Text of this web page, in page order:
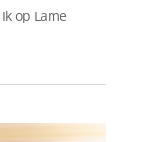
op Lame